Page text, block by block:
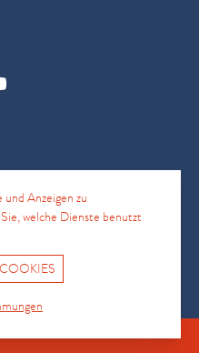
Fro No
Support Hotline
Anzeigen zu
welche Dienste benutzt